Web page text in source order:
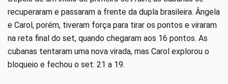
recuperaram e passaram a frente da dupla brasileira. Ângela
e Carol, porém, tiveram força para tirar os pontos e viraram
na reta final do set, quando chegaram aos 16 pontos. As
cubanas tentaram uma nova virada, mas Carol explorou o
bloqueio e fechou o set: 21 a 19.